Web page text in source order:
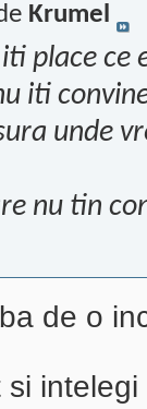
Krumel
place ce
iti
unde
nu tin
de o